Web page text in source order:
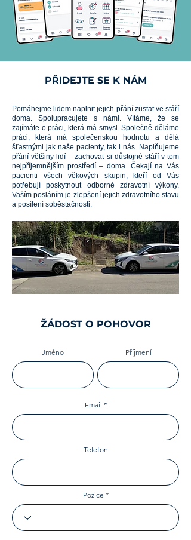
PŘIDEJTE SE K NÁM
Pomáhejme lidem naplnit jejich přání zůstat ve stáří
doma. Spolupracujete s námi. Vítáme, že se
zajímáte o práci, která má smysl. Společně děláme
práci, která má společenskou hodnotu a dělá
šťastnými jak naše pacienty, tak i nás. Naplňujeme
přání většiny lidí – zachovat si důstojné stáří v tom
nejpříjemnějším prostředí – doma. Čekají na Vás
pacienti všech věkových skupin, kteří od Vás
potřebují poskytnout odborné zdravotní výkony.
Vaším posláním je zlepšení jejich zdravotního stavu
a posílení soběstačnosti.
ŽÁDOST O POHOVOR
Jméno Příjmení
Email
Telefon
Pozice